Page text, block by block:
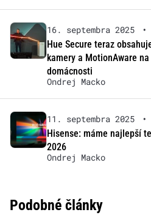
16. septembra 2025 •
Hue Secure teraz
kamery a MotionAware
domácnosti
Ondrej Macko
11. septembra 2025 •
Hisense: máme najlepší
2026
Ondrej Macko
Podobné články